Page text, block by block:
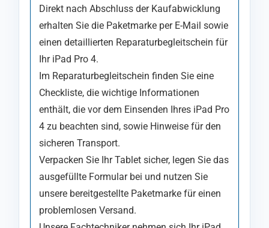
Direkt nach Abschluss der Kaufabwicklung
erhalten Sie die Paketmarke per E-Mail sowie
einen detaillierten Reparaturbegleitschein für
Ihr iPad Pro 4.
Im Reparaturbegleitschein finden Sie eine
Checkliste, die wichtige Informationen
enthält, die vor dem Einsenden Ihres iPad Pro
4 zu beachten sind, sowie Hinweise für den
sicheren Transport.
Verpacken Sie Ihr Tablet sicher, legen Sie das
ausgefüllte Formular bei und nutzen Sie
unsere bereitgestellte Paketmarke für einen
problemlosen Versand.